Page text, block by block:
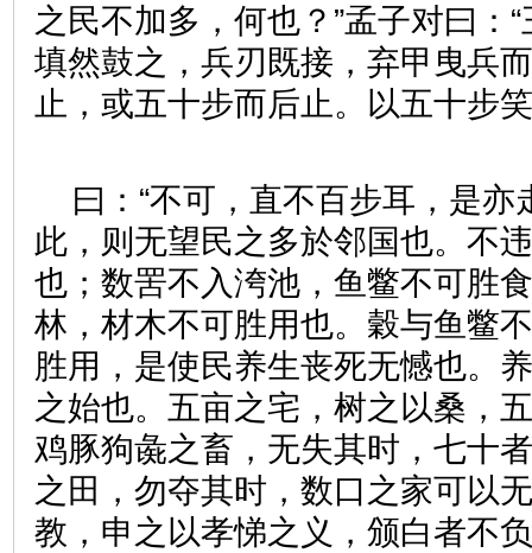
之民不加多，何也？”孟子对曰：
填然鼓之，兵刃既接，弃甲曳兵
止，或五十步而后止。以五十
曰：“不可，直不百步耳，是亦
此，则无望民之多於邻国也。不
也；数罟不入洿池，鱼鳖不可胜
林，材木不可胜用也。穀与鱼鳖
胜用，是使民养生丧死无憾也。
之始也。五亩之宅，树之以桑，
鸡豚狗彘之畜，无失其时，七十
之田，勿夺其时，数口之家可以
教，申之以孝悌之义，颁白者不